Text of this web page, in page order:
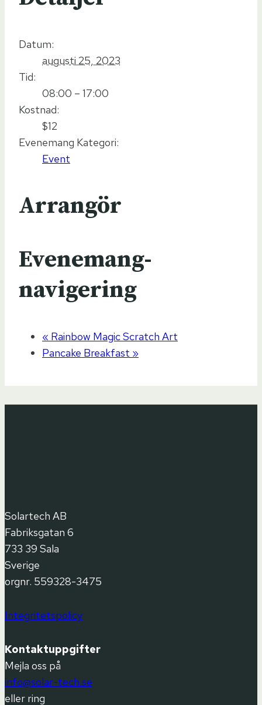
Datum:
augusti 25, 2023
Tid:
08:00 – 17:00
Kostnad:
$12
Evenemang Kategori:
Event
Arrangör
Evenemang-
navigering
« Rainbow Magic Scratch Art
Pancake Breakfast »
Solartech AB
Fabriksgatan 6
733 39 Sala
Sverige
orgnr. 559328-3475
Integritetspolicy
Kontaktuppgifter
Mejla oss på
info@solar-tech.se
eller ring